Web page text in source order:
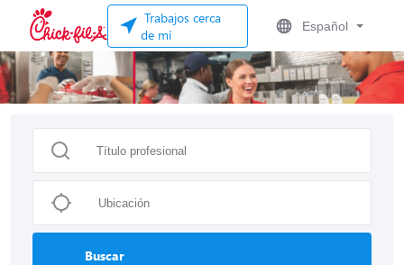
Trabajos cerca
de mí
Español
Buscar